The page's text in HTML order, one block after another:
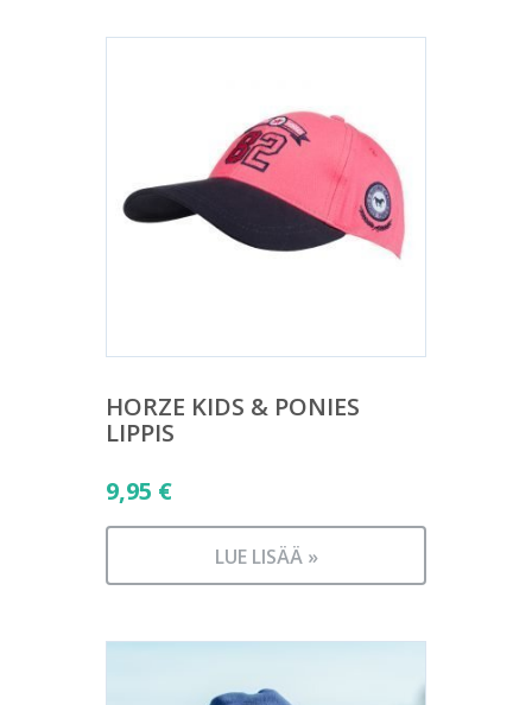
HORZE KIDS & PONIES
LIPPIS
9,95 €
LUE LISÄÄ »